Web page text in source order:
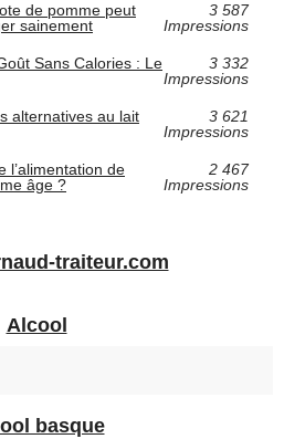
de pomme peut
sainement
3 587
Impressions
Sans Calories : Le
3 332
Impressions
alternatives au lait
3 621
Impressions
l’alimentation de
âge ?
2 467
Impressions
traiteur.com
Alcool
basque